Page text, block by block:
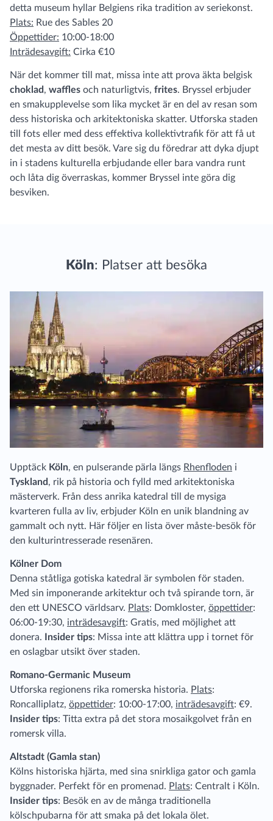
detta museum hyllar Belgiens rika tradition av seriekonst.
Plats: Rue des Sables 20
Öppettider: 10:00-18:00
Inträdesavgift: Cirka €10
När det kommer till mat, missa inte att prova äkta belgisk
choklad , waffles och naturligtvis, frites. Bryssel erbjuder
en smakupplevelse som lika mycket är en del av resan som
dess historiska och arkitektoniska skatter. Utforska staden
till fots eller med dess effektiva kollektivtrafik för att få ut
det mesta av ditt besök. Vare sig du föredrar att dyka djupt
in i stadens kulturella erbjudande eller bara vandra runt
och låta dig överraskas, kommer Bryssel inte göra dig
besviken.
Köln: Platser att besöka
Upptäck Köln, en pulserande pärla längs Rhenfloden i
Tyskland , rik på historia och fylld med arkitektoniska
mästerverk. Från dess anrika katedral till de mysiga
kvarteren fulla av liv, erbjuder Köln en unik blandning av
gammalt och nytt. Här följer en lista över måste-besök för
den kulturintresserade resenären.
Kölner Dom
Denna ståtliga gotiska katedral är symbolen för staden.
Med sin imponerande arkitektur och två spirande torn, är
den ett UNESCO världsarv. Plats: Domkloster, öppettider:
06:00-19:30, inträdesavgift: Gratis, med möjlighet att
donera.
Insider tips: Missa inte att klättra upp i tornet för
en oslagbar utsikt över staden.
Romano-Germanic Museum
Utforska regionens rika romerska historia. Plats:
Roncalliplatz, öppettider: 10:00-17:00, inträdesavgift: €9.
Insider tips: Titta extra på det stora mosaikgolvet från en
romersk villa.
Altstadt (Gamla stan)
Kölns historiska hjärta, med sina snirkliga gator och gamla
byggnader. Perfekt för en promenad. Plats: Centralt i Köln.
Insider tips: Besök en av de många traditionella
kölschpubarna för att smaka på det lokala ölet.